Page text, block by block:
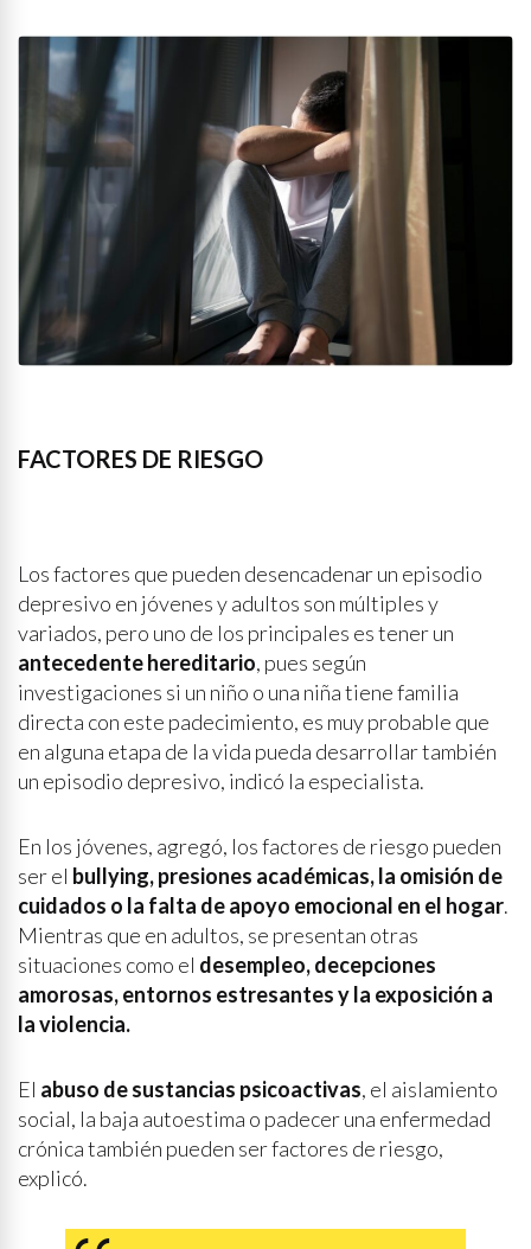
FACTORES DE RIESGO
Los factores que pueden desencadenar un episodio
depresivo en jóvenes y adultos son múltiples y
variados, pero uno de los principales es tener un
antecedente hereditario, pues según
investigaciones si un niño o una niña tiene familia
directa con este padecimiento, es muy probable que
en alguna etapa de la vida pueda desarrollar también
un episodio depresivo, indicó la especialista.
En los jóvenes, agregó, los factores de riesgo pueden
ser el bullying, presiones académicas, la omisión de
cuidados o la falta de apoyo emocional en el hogar.
Mientras que en adultos, se presentan otras
situaciones como el desempleo, decepciones
amorosas, entornos estresantes y la exposición a
la violencia.
El abuso de sustancias psicoactivas, el aislamiento
social, la baja autoestima o padecer una enfermedad
crónica también pueden ser factores de riesgo,
explicó.